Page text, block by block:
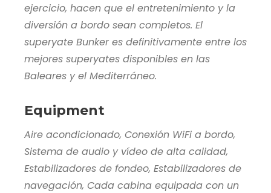
ejercicio, hacen que el entretenimiento y la
diversión a bordo sean completos. El
superyate Bunker es definitivamente entre los
mejores superyates disponibles en las
Baleares y el Mediterráneo.
Equipment
Aire acondicionado, Conexión WiFi a bordo,
Sistema de audio y vídeo de alta calidad,
Estabilizadores de fondeo, Estabilizadores de
navegación, Cada cabina equipada con un